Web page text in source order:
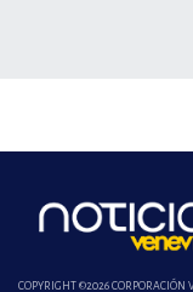
COPYRIGHT ©2026